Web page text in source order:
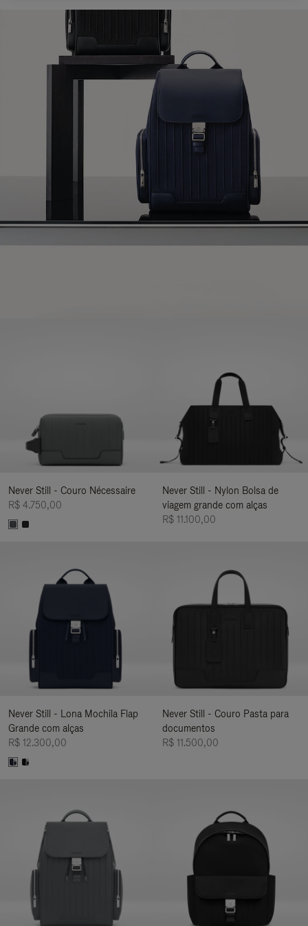
Never Still - Couro Nécessaire
R$ 4.750,00
Never Still - Nylon Bolsa de
viagem grande com alças
R$ 11.100,00
Never Still - Lona Mochila Flap
Grande com alças
R$ 12.300,00
Never Still - Couro Pasta para
documentos
R$ 11.500,00